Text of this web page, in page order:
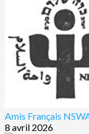
Amis Français
8 avril 2026